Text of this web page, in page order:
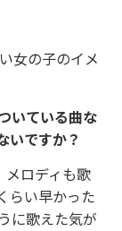
女の子のイメ
いている曲な
いですか？
ロディも歌
らい早かった
に歌えた気が